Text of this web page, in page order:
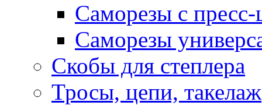
Саморезы с
Саморезы
Скобы для степлера
Тросы, цепи, такелаж